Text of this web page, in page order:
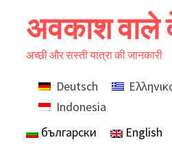
अवकाश वाले
अच्छी और सस्ती यात्रा की जानकारी
Deutsch
Indonesia
български
English